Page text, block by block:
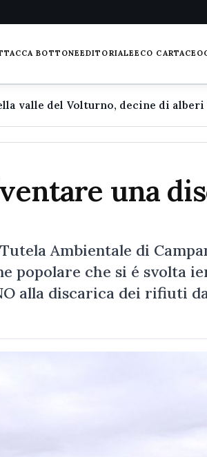
BOTTONEEDITORIALEECO CARTACEO
una
Ambientale di
popolare che si é svolta
alla discarica dei rifiuti